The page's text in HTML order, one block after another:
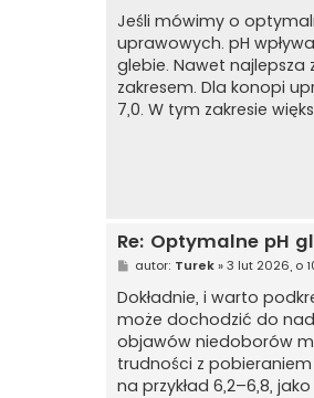
s
t
Jeśli mówimy o
uprawowych. pH
glebie. Nawet
zakresem. Dla konopi
7,0. W tym zakresie
Re: Optymalne pH
P
s
t
autor: Turek»3 lut 2026, o
Dokładnie, i warto
może dochodzić do
objawów niedoborów
trudności z pobieraniem
na przykład 6,2–6,8,